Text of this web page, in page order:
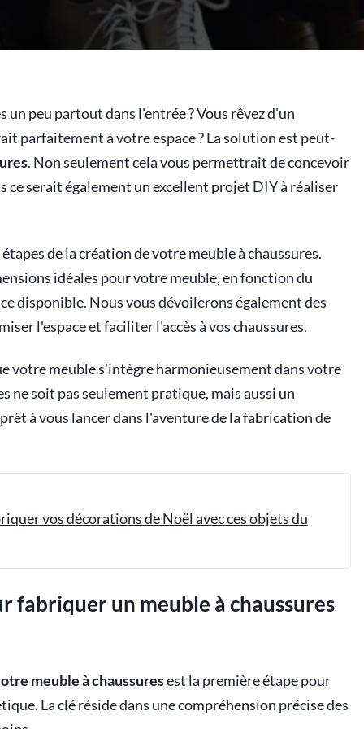
un peu partout dans l'entrée ? Vous rêvez d'un
parfaitement à votre espace ? La solution est peut-
. Non seulement cela vous permettrait de concevoir
ce serait également un excellent projet DIY à réaliser
de lacréationde votre meuble à chaussures.
idéales pour votre meuble, en fonction du
disponible. Nous vous dévoilerons également des
l'espace et faciliter l'accès à vos chaussures.
votre meuble s'intègre harmonieusement dans votre
ne soit pas seulement pratique, mais aussi un
à vous lancer dans l'aventure de la fabrication de
vos décorations de Noël avec ces objets du
fabriquer un meuble à chaussures
meuble à chaussuresest la première étape pour
La clé réside dans une compréhension précise des